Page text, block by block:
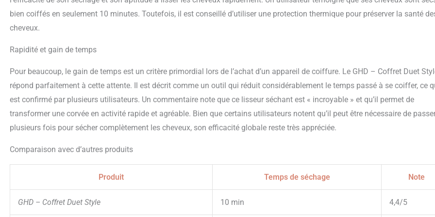
bien coiffés en seulement 10 minutes. Toutefois, il est conseillé d’utiliser une protection thermique pour préserver la santé
cheveux.
Rapidité et gain de temps
Pour beaucoup, le gain de temps est un critère primordial lors de l’achat d’un appareil de coiffure. Le GHD – Coffret Duet
répond parfaitement à cette attente. Il est décrit comme un outil qui réduit considérablement le temps passé à se coiffer, ce
est confirmé par plusieurs utilisateurs. Un commentaire note que ce lisseur séchant est « incroyable » et qu’il permet de
transformer une corvée en activité rapide et agréable. Bien que certains utilisateurs notent qu’il peut être nécessaire de
plusieurs fois pour sécher complètement les cheveux, son efficacité globale reste très appréciée.
Comparaison avec d’autres produits
Produit Temps de séchage Note
GHD – Coffret Duet Style 10 min 4,4/5